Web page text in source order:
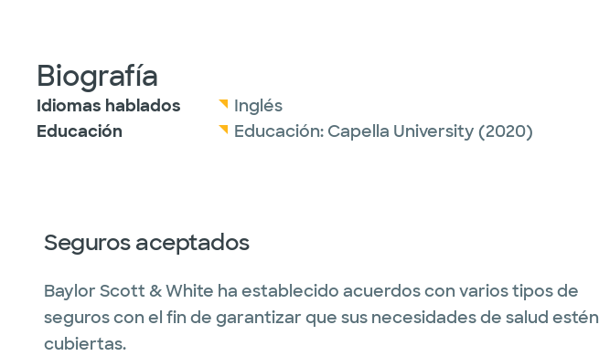
Biografía
Idiomas hablados
Inglés
Educación
Educación: Capella University (2020)
Seguros aceptados
Baylor Scott & White ha establecido acuerdos con varios tipos de
seguros con el fin de garantizar que sus necesidades de salud estén
cubiertas.